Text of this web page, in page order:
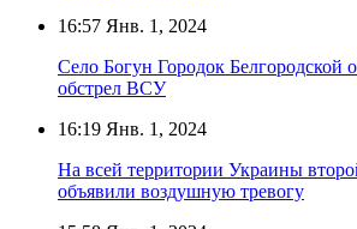
16:57 Янв. 1, 2024
Село Богун Городок Белгородской
обстрел ВСУ
16:19 Янв. 1, 2024
На всей территории Украины
объявили воздушную тревогу